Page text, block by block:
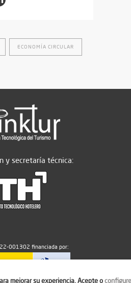
ECONOMÍA CIRCULAR
y secretaría técnica:
001302 financiada por:
mejorar su experiencia. Acepte oconfigure